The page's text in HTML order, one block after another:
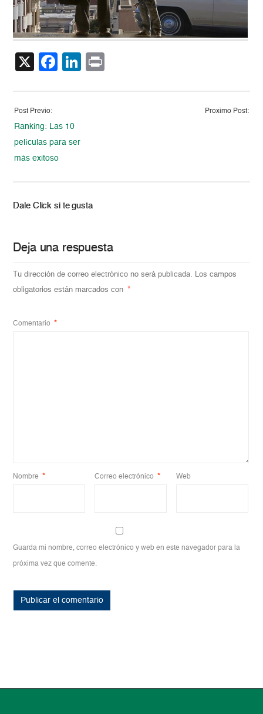
X Facebook
LinkedIn
Post Previo:
Ranking: Las 10
películas para ser
más exitoso
Proximo Post:
Dale Click si te gusta
Deja una respuesta
Tu dirección de correo electrónico no será publicada. Los campos
obligatorios están marcados con *
Comentario *
Nombre * Correo electrónico * Web
Guarda mi nombre, correo electrónico y web en este navegador para la
próxima vez que comente.